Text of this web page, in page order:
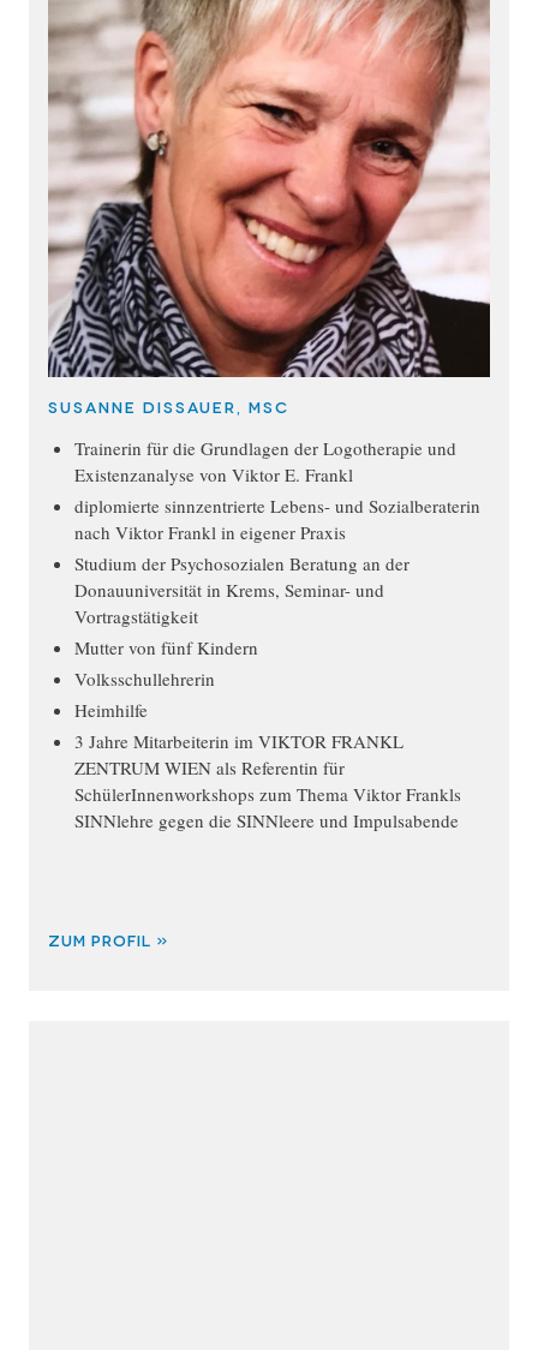
Susanne Dissauer, MSc
Trainerin für die Grundlagen der Logotherapie und
Existenzanalyse von Viktor E. Frankl
diplomierte sinnzentrierte Lebens- und Sozialberaterin
nach Viktor Frankl in eigener Praxis
Studium der Psychosozialen Beratung an der
Donauuniversität in Krems, Seminar- und
Vortragstätigkeit
Mutter von fünf Kindern
Volksschullehrerin
Heimhilfe
3 Jahre Mitarbeiterin im VIKTOR FRANKL
ZENTRUM WIEN als Referentin für
SchülerInnenworkshops zum Thema Viktor Frankls
SINNlehre gegen die SINNleere und Impulsabende
ZUM PROFIL »